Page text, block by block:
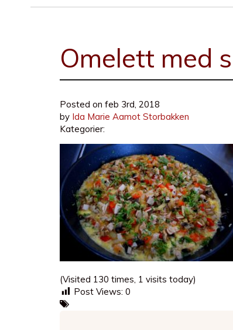
Omelett med
Posted on feb 3rd, 2018
by Ida Marie Aamot Storbakken
Kategorier:
(Visited 130 times, 1 visits today)
Post Views: 0